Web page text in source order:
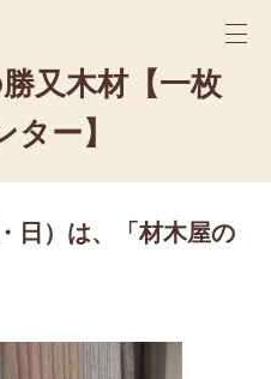
又木材【一枚
ー】
日）は、「材木屋の